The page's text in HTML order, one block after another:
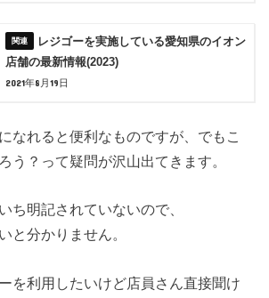
レジゴーを実施している愛知県のイオン
店舗の最新情報(2023)
2021年8月19日
なれると便利なものですが、でもこ
う？って疑問が沢山出てきます。
ち明記されていないので、
と分かりません。
を利用したいけど店員さん直接聞け